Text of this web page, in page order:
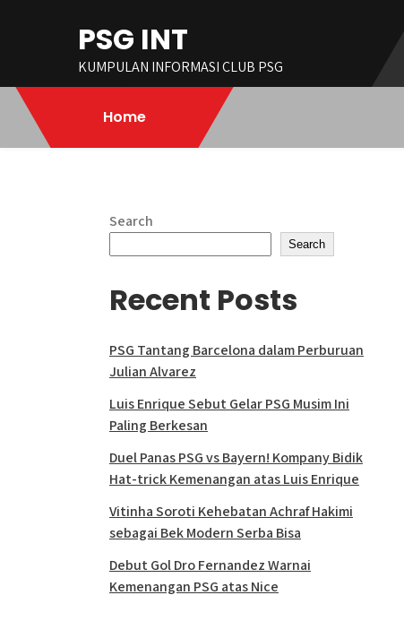
PSG INT
KUMPULAN INFORMASI CLUB PSG
Home
Search
Search
Recent Posts
PSG Tantang Barcelona dalam Perburuan
Julian Alvarez
Luis Enrique Sebut Gelar PSG Musim Ini
Paling Berkesan
Duel Panas PSG vs Bayern! Kompany Bidik
Hat-trick Kemenangan atas Luis Enrique
Vitinha Soroti Kehebatan Achraf Hakimi
sebagai Bek Modern Serba Bisa
Debut Gol Dro Fernandez Warnai
Kemenangan PSG atas Nice